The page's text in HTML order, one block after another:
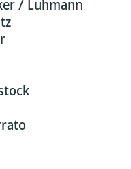
/ Luhmann